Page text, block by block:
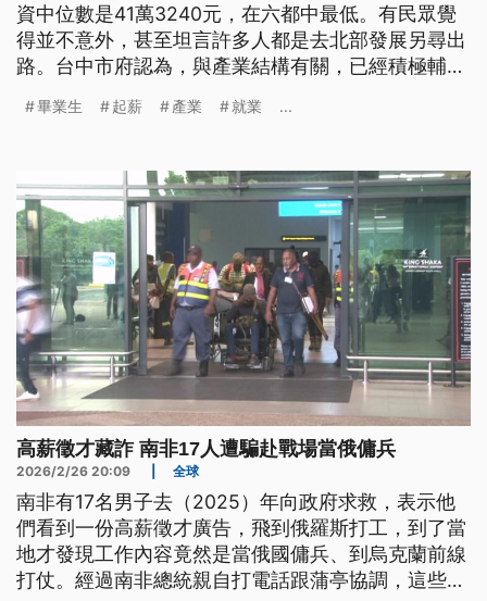
資中位數是41萬3240元，在六都中最低。有民眾覺
得並不意外，甚至坦言許多人都是去北部發展另尋出
路。台中市府認為，與產業結構有關，已經積極輔導
畢業生 起薪 產業 就業 ...
高薪徵才藏詐 南非17人遭騙赴戰場當俄傭兵
2026/2/26 20:09 全球
南非有17名男子去（2025）年向政府求救，表示他
們看到一份高薪徵才廣告，飛到俄羅斯打工，到了當
地才發現工作內容竟然是當俄國傭兵、到烏克蘭前線
打仗。經過南非總統親自打電話跟蒲亭協調，這些人